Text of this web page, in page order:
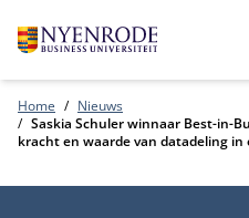
Home
Nieuws
Saskia Schuler winnaar Best-in-
kracht en waarde van datadeling in